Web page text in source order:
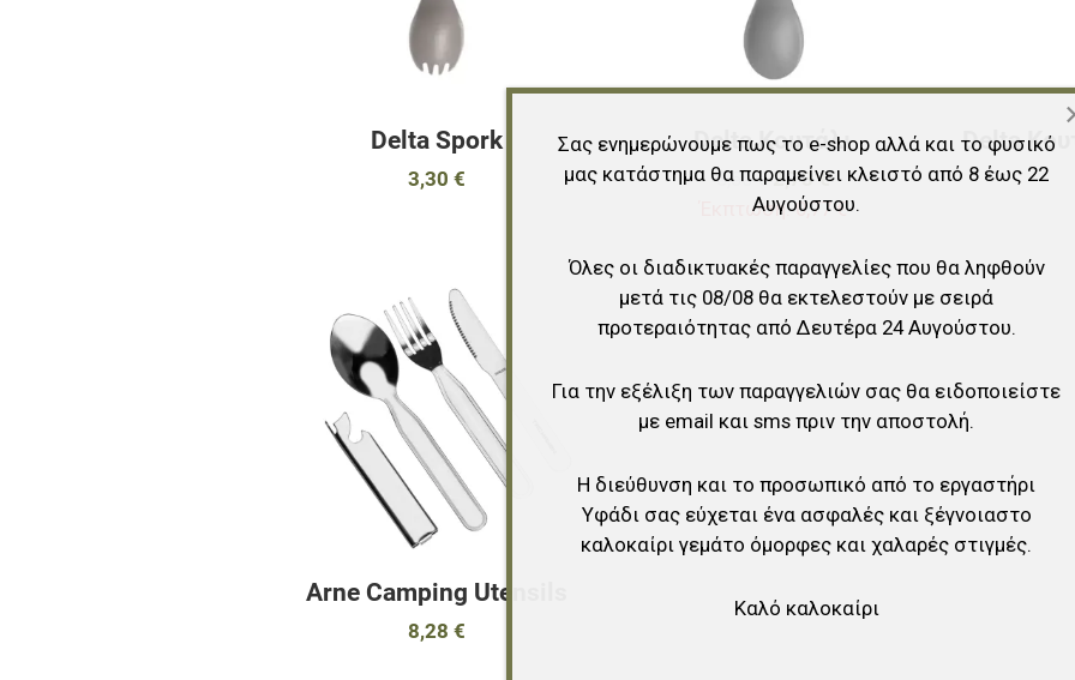
Delta Spork
3,30 €
Delta Κουτάλι
3,50 € 2,73 €
Έκπτωση:0,77 €
Delta
Προσθήκη στα αγαπημένα
Προσθήκη για σύγκριση
Γρήγορη ματιά
Arne Camping Utensils
8,28 €
Σας ενημερώνουμε πως το e-shop αλλά και το φυσικό
μας κατάστημα θα παραμείνει κλειστό από 8 έως 22
Αυγούστου.
Όλες οι διαδικτυακές παραγγελίες που θα ληφθούν
μετά τις 08/08 θα εκτελεστούν με σειρά
προτεραιότητας από Δευτέρα 24 Αυγούστου.
Για την εξέλιξη των παραγγελιών σας θα ειδοποιείστε
με email και sms πριν την αποστολή.
Η διεύθυνση και το προσωπικό από το εργαστήρι
Υφάδι σας εύχεται ένα ασφαλές και ξέγνοιαστο
καλοκαίρι γεμάτο όμορφες και χαλαρές στιγμές.
Καλό καλοκαίρι